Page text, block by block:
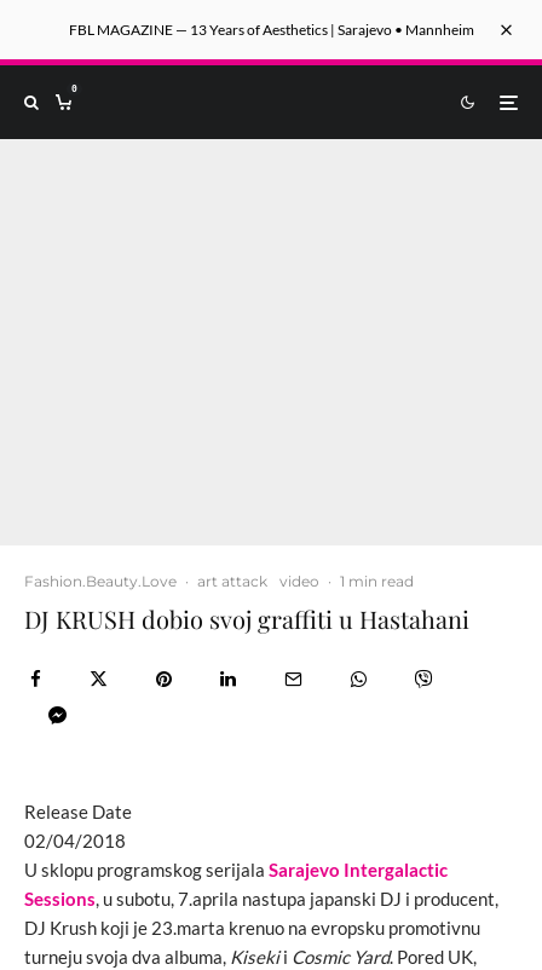
FBL MAGAZINE — 13 Years of Aesthetics | Sarajevo • Mannheim
0
Fashion.Beauty.Love · art attack video · 1 min read
DJ KRUSH dobio svoj graffiti u Hastahani
Release Date
02/04/2018
U sklopu programskog serijala Sarajevo Intergalactic
Sessions, u subotu, 7.aprila nastupa japanski DJ i producent,
DJ Krush koji je 23.marta krenuo na evropsku promotivnu
turneju svoja dva albuma, Kisekii Cosmic Yard. Pored UK,